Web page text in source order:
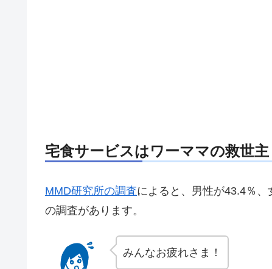
宅食サービスはワーママの救世主
MMD研究所の調査によると、男性が43.4％
の調査があります。
みんなお疲れさま！